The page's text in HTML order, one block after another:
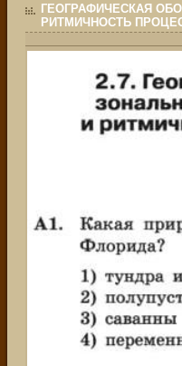
ГЕОГРАФИЧЕСКАЯ
РИТМИЧНОСТЬ